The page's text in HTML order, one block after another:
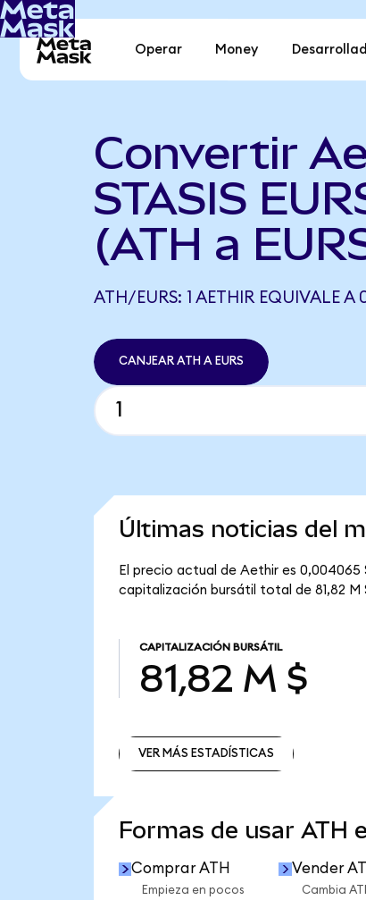
Operar Money
Convertir
STASIS
(ATH a
ATH/EURS: 1 AETHIR EQUIVALE A
CANJEAR ATH A EURS
Últimas noticias del
El precio actual de Aethir es 0,004065
capitalización bursátil total de 81,82 M
CAPITALIZACIÓN BURSÁTIL
81,82 M $
VER MÁS ESTADÍSTICAS
Formas de usar ATH
Comprar ATH
Empieza en pocos
Vender
Cambia